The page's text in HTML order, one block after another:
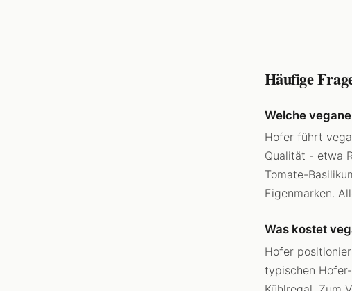
Häufige
Welche
Hofer führt
Qualität - etwa
Tomate-
Eigenmarken.
Was kostet
Hofer
typischen